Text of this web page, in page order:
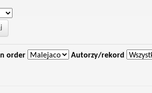
In order Autorzy/rekord